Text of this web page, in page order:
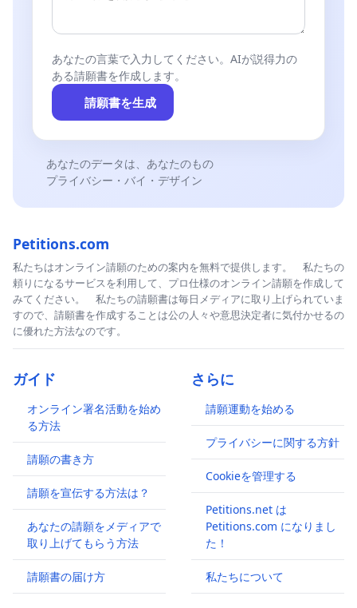
あなたの言葉で入力してください。AIが説得力の
ある請願書を作成します。
請願書を生成
あなたのデータは、あなたのもの
プライバシー・バイ・デザイン
Petitions.com
私たちはオンライン請願のための案内を無料で提供します。 私たちの
頼りになるサービスを利用して、プロ仕様のオンライン請願を作成して
みてください。 私たちの請願書は毎日メディアに取り上げられていま
すので、請願書を作成することは公の人々や意思決定者に気付かせるの
に優れた方法なのです。
ガイド
オンライン署名活動を始め
る方法
請願の書き方
請願を宣伝する方法は？
あなたの請願をメディアで
取り上げてもらう方法
請願書の届け方
さらに
請願運動を始める
プライバシーに関する方針
Cookieを管理する
Petitions.net は
Petitions.com になりまし
た！
私たちについて